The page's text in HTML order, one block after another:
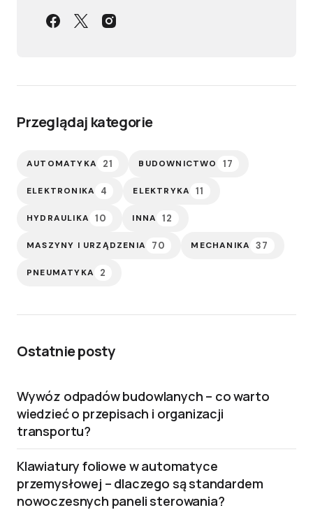
Przeglądaj kategorie
AUTOMATYKA 21 BUDOWNICTWO 17
ELEKTRONIKA 4 ELEKTRYKA 11
HYDRAULIKA 10 INNA 12
MASZYNY I URZĄDZENIA 70 MECHANIKA 37
PNEUMATYKA 2
Ostatnie posty
Wywóz odpadów budowlanych – co warto
wiedzieć o przepisach i organizacji
transportu?
Klawiatury foliowe w automatyce
przemysłowej – dlaczego są standardem
nowoczesnych paneli sterowania?